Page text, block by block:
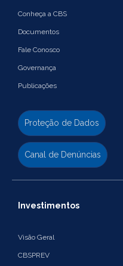
Conheça a CBS
Documentos
Fale Conosco
Governança
Publicações
Proteção de Dados
Canal de Denúncias
Investimentos
Visão Geral
CBSPREV